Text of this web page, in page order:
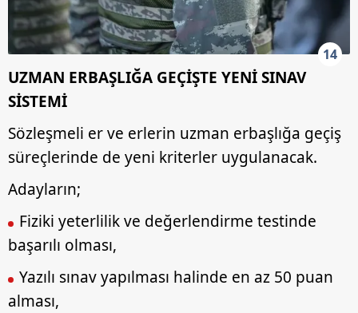
14
UZMAN ERBAŞLIĞA GEÇİŞTE YENİ SINAV
SİSTEMİ
Sözleşmeli er ve erlerin uzman erbaşlığa geçiş
süreçlerinde de yeni kriterler uygulanacak.
Adayların;
Fiziki yeterlilik ve değerlendirme testinde
başarılı olması,
Yazılı sınav yapılması halinde en az 50 puan
alması,